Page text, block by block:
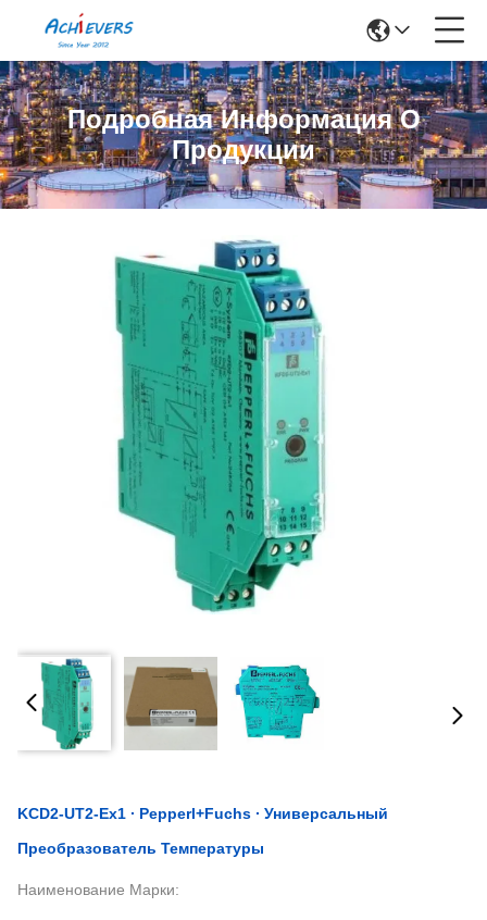
Подробная Информация О
Продукции
KCD2-UT2-Ex1 ∙ Pepperl+Fuchs ∙ Универсальный
Преобразователь Температуры
Наименование Марки: